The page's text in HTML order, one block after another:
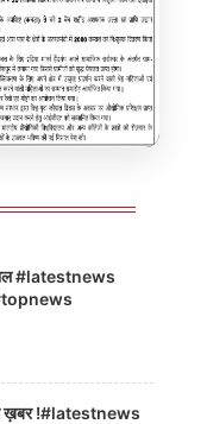
पशु आहार
#latestnews
ख़बर !#latestnews